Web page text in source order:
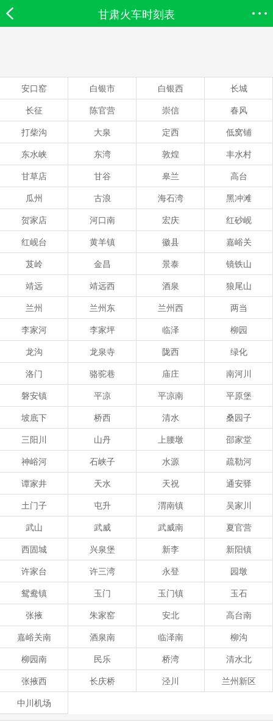
甘肃火车时刻表
安口窑 白银市 白银西
长城
长征
陈官营 崇信
春风
打柴沟
大泉 定西
低窝铺
东水峡
东湾 敦煌
丰水村
甘草店
甘谷 皋兰
高台
瓜州
古浪 海石湾
黑冲滩
贺家店
河口南 宏庆
红砂岘
红岘台
黄羊镇 徽县
嘉峪关
芨岭
金昌 景泰
镜铁山
靖远
靖远西 酒泉
狼尾山
兰州
兰州东 兰州西
两当
李家河
李家坪 临泽
柳园
龙沟
龙泉寺 陇西
绿化
洛门
骆驼巷 庙庄
南河川
磐安镇
平凉 平凉南
平原堡
坡底下
桥西 清水
桑园子
三阳川
山丹 上腰墩
邵家堂
神峪河
石峡子 水源
疏勒河
谭家井
天水 天祝
通安驿
土门子
屯升 渭南镇
吴家川
武山
武威 武威南
夏官营
西固城
兴泉堡 新李
新阳镇
许家台
许三湾 永登
园墩
鸳鸯镇
玉门 玉门镇
玉石
张掖
朱家窑 安北
高台南
嘉峪关南
酒泉南 临泽南
柳沟
柳园南
民乐 桥湾
清水北
张掖西
长庆桥 泾川
兰州新区
中川机场